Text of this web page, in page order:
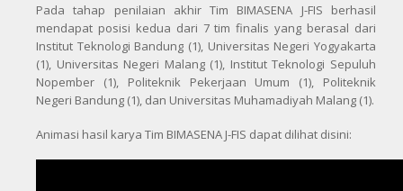
Pada tahap penilaian akhir Tim BIMASENA J-FIS berhasil
mendapat posisi kedua dari 7 tim finalis yang berasal dari
Institut Teknologi Bandung (1), Universitas Negeri Yogyakarta
(1), Universitas Negeri Malang (1), Institut Teknologi Sepuluh
Nopember (1), Politeknik Pekerjaan Umum (1), Politeknik
Negeri Bandung (1), dan Universitas Muhamadiyah Malang (1).
Animasi hasil karya Tim BIMASENA J-FIS dapat dilihat disini: